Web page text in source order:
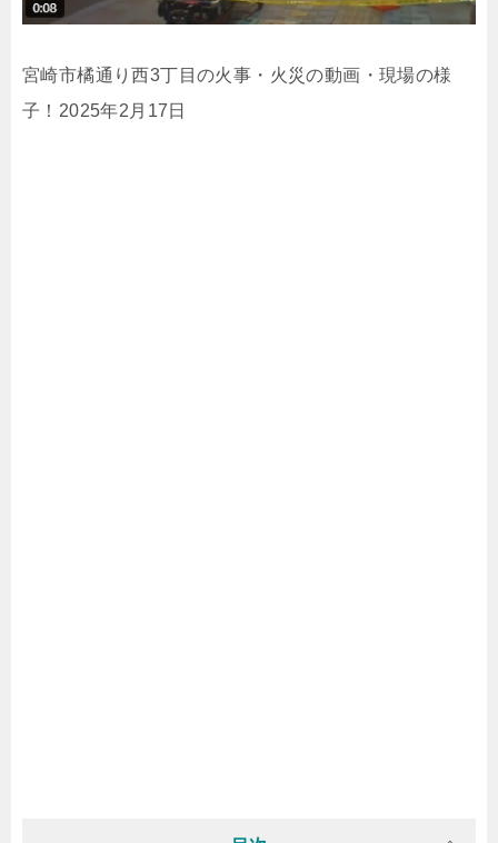
宮崎市橘通り西3丁目の火事・火災の動画・現場の様
子！2025年2月17日